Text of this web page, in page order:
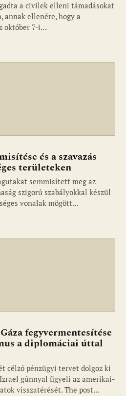
a civilek elleni támadásokat
annak ellenére, hogy a
október 7-i…
és a szavazás
területeken
semmisített meg az
szigorú szabályokkal készül
vonalak mögött…
fegyvermentesítése
a diplomáciai úttal
célzó pénzügyi tervet dolgoz ki
gúnnyal figyeli az amerikai-
visszatérését. The post…